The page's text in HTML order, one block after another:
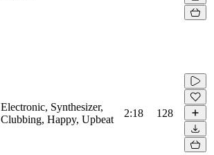
Electronic, Synthesizer,
Clubbing, Happy, Upbeat
2:18 128